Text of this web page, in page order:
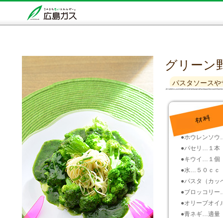
グリーン
パスタソース
●ホウレンソ
●パセリ…１本
●キウイ…１個
●水…５０ｃｃ
●パスタ（カ
●ブロッコリ
●オリーブオ
●青ネギ…適量